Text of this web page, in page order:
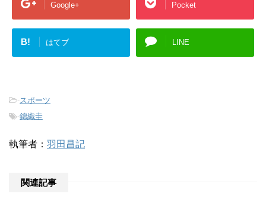
Google+ Pocket
B! はてブ LINE
-スポーツ
-錦織圭
執筆者： 羽田昌記
関連記事